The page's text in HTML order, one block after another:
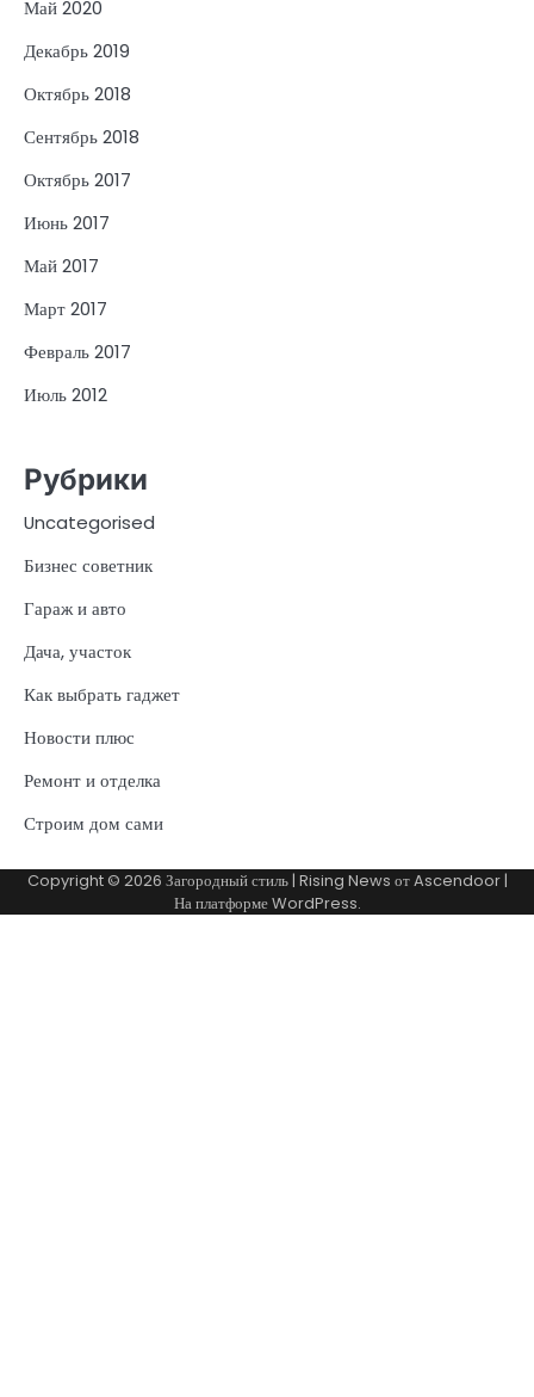
Май 2020
Декабрь 2019
Октябрь 2018
Сентябрь 2018
Октябрь 2017
Июнь 2017
Май 2017
Март 2017
Февраль 2017
Июль 2012
Рубрики
Uncategorised
Бизнес советник
Гараж и авто
Дача, участок
Как выбрать гаджет
Новости плюс
Ремонт и отделка
Строим дом сами
Copyright © 2026 Загородный стиль| Rising News отAscendoor|
На платформеWordPress.